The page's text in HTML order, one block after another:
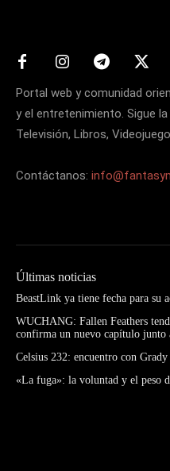
Portal web y comunidad
y el entretenimiento. Sigue
Televisión, Libros,
Contáctanos:
Últimas noticias
BeastLink ya tiene fecha para su
WUCHANG: Fallen Feathers
confirma un nuevo capítulo junto
Celsius 232: encuentro con
«La fuga»: la voluntad y el peso